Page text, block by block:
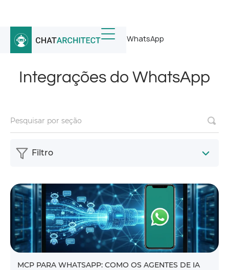
Início Notícias / Integrações do WhatsApp
Integrações do WhatsApp
MCP PARA WHATSAPP: COMO OS AGENTES DE IA
Filtro